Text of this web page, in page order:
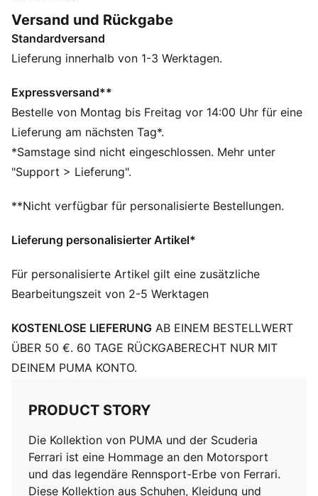
und Details der Scuderia Ferrari – so trägst du den
Ferrari-Spirit überall bei dir. Dieses T-Shirt zeigt das
Erbe der Scuderia mit einem auffälligen Print auf der
FEATURES + VORTEILE
Hergestellt aus mindestens 20 % recycelter
Baumwolle.
DETAILS
Passform: Regulär
Hauptmaterial: Single Jersey
Kurze Ärmel
Versand und Rückgabe
Standardversand
Lieferung innerhalb von 1-3 Werktagen.
Expressversand**
Bestelle von Montag bis Freitag vor 14:00 Uhr für eine
Lieferung am nächsten Tag*.
*Samstage sind nicht eingeschlossen. Mehr unter
"Support > Lieferung".
**Nicht verfügbar für personalisierte Bestellungen.
Lieferung personalisierter Artikel*
Für personalisierte Artikel gilt eine zusätzliche
Bearbeitungszeit von 2-5 Werktagen
KOSTENLOSE LIEFERUNG AB EINEM BESTELLWERT
ÜBER 50 €. 60 TAGE RÜCKGABERECHT NUR MIT
DEINEM PUMA KONTO.
PRODUCT STORY
Die Kollektion von PUMA und der Scuderia
Ferrari ist eine Hommage an den Motorsport
und das legendäre Rennsport-Erbe von Ferrari.
Diese Kollektion aus Schuhen, Kleidung und